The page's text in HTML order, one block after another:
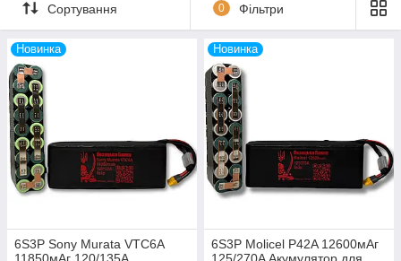
Сортування 0 Фільтри
Новинка
6S3P Sony Murata VTC6A
Новинка
6S3P Molicel P42A 12600мАг